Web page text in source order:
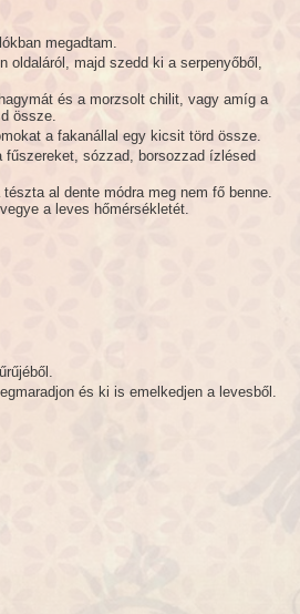
megadtam.
oldaláról, majd szedd ki a serpenyőből,
és a morzsolt chilit, vagy amíg a
össze.
a fakanállal egy kicsit törd össze.
sózzad, borsozzad ízlésed
al dente módra meg nem fő benne.
a leves hőmérsékletét.
és ki is emelkedjen a levesből.